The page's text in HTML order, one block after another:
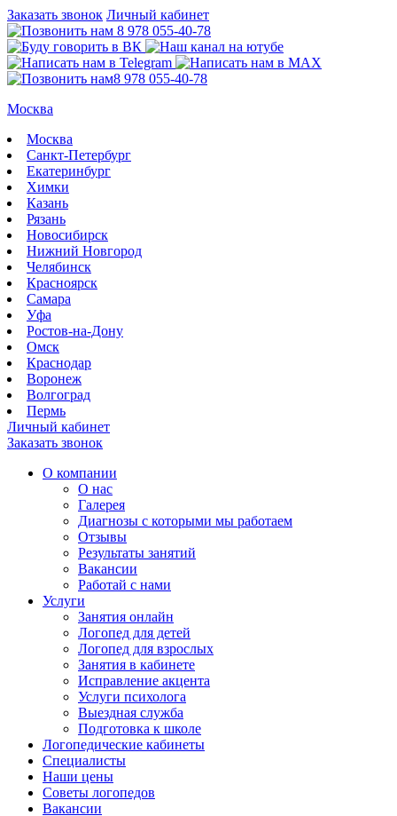
Заказать звонок Личный кабинет
8 978 055-40-78
8 978 055-40-78
Москва
Москва
Санкт-Петербург
Екатеринбург
Химки
Казань
Рязань
Новосибирск
Нижний Новгород
Челябинск
Красноярск
Самара
Уфа
Ростов-на-Дону
Омск
Краснодар
Воронеж
Волгоград
Пермь
Личный кабинет
Заказать звонок
О компании
О нас
Галерея
Диагнозы с которыми мы работаем
Отзывы
Результаты занятий
Вакансии
Работай с нами
Услуги
Занятия онлайн
Логопед для детей
Логопед для взрослых
Занятия в кабинете
Исправление акцента
Услуги психолога
Выездная служба
Подготовка к школе
Логопедические кабинеты
Специалисты
Наши цены
Советы логопедов
Вакансии